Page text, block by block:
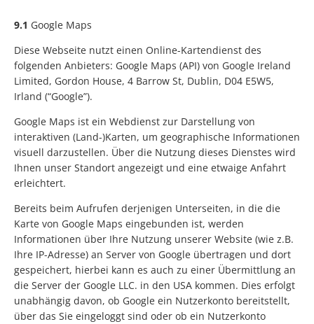
9.1 Google Maps
Diese Webseite nutzt einen Online-Kartendienst des
folgenden Anbieters: Google Maps (API) von Google Ireland
Limited, Gordon House, 4 Barrow St, Dublin, D04 E5W5,
Irland (“Google”).
Google Maps ist ein Webdienst zur Darstellung von
interaktiven (Land-)Karten, um geographische Informationen
visuell darzustellen. Über die Nutzung dieses Dienstes wird
Ihnen unser Standort angezeigt und eine etwaige Anfahrt
erleichtert.
Bereits beim Aufrufen derjenigen Unterseiten, in die die
Karte von Google Maps eingebunden ist, werden
Informationen über Ihre Nutzung unserer Website (wie z.B.
Ihre IP-Adresse) an Server von Google übertragen und dort
gespeichert, hierbei kann es auch zu einer Übermittlung an
die Server der Google LLC. in den USA kommen. Dies erfolgt
unabhängig davon, ob Google ein Nutzerkonto bereitstellt,
über das Sie eingeloggt sind oder ob ein Nutzerkonto